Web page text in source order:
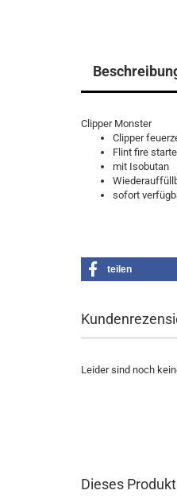
Clipper Monster
Clipper
Flint fire
mit Isobutan
sofort
teilen
Leider sind noch
Dieses